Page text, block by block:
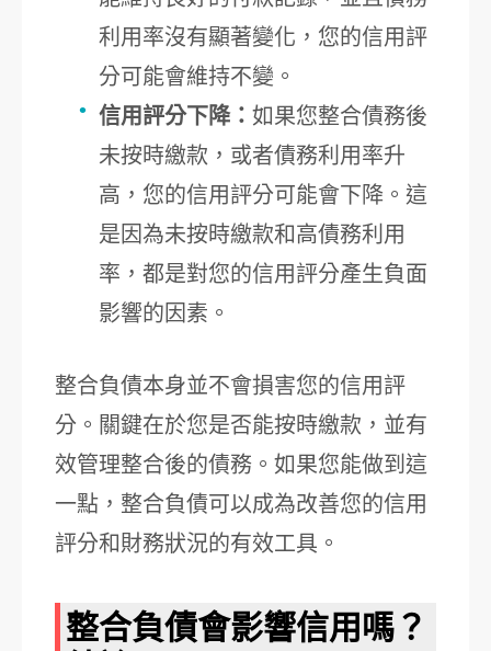
利用率沒有顯著變化，您的信用評
分可能會維持不變。
信用評分下降： 如果您整合債務後
未按時繳款，或者債務利用率升
高，您的信用評分可能會下降。這
是因為未按時繳款和高債務利用
率，都是對您的信用評分產生負面
影響的因素。
整合負債本身並不會損害您的信用評
分。關鍵在於您是否能按時繳款，並有
效管理整合後的債務。如果您能做到這
一點，整合負債可以成為改善您的信用
評分和財務狀況的有效工具。
整合負債會影響信用嗎？